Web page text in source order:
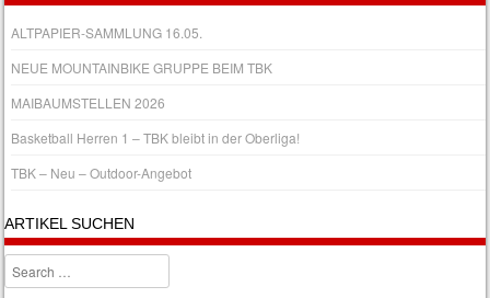
ALTPAPIER-SAMMLUNG 16.05.
NEUE MOUNTAINBIKE GRUPPE BEIM TBK
MAIBAUMSTELLEN 2026
Basketball Herren 1 – TBK bleibt in der Oberliga!
TBK – Neu – Outdoor-Angebot
ARTIKEL SUCHEN
Search